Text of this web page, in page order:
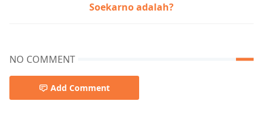
Soekarno adalah?
NO COMMENT
Add Comment